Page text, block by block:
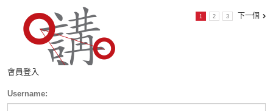
1 2 3 下一個
會員登入
Username: